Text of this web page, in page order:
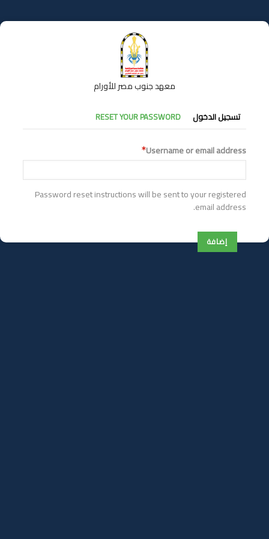
إلى
المحتوى
معهد جنوب مصر للأورام
التبويبات
الأساسية
تسجيل الدخول RESET YOUR PASSWORD
Username or email address
Password reset instructions will be sent to your registered
email address.